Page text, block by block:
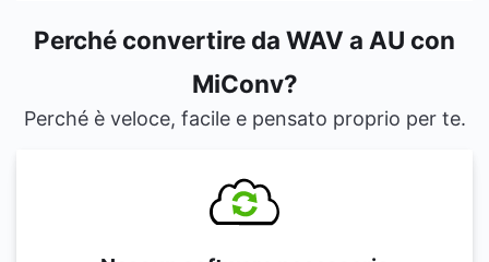
Perché convertire da WAV a AU con
MiConv?
Perché è veloce, facile e pensato proprio per te.